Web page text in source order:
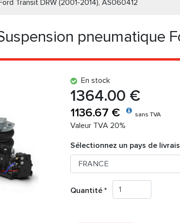
Transit DRW (2001-2014), AS060412
pneumatique
En stock
1364.00 €
1136.67 € sans TVA
Valeur TVA 20%
Sélectionnez un pays de
Quantité *